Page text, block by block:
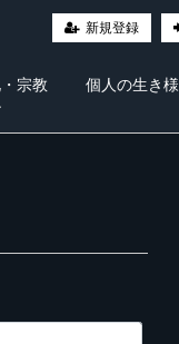
新規登録
宗教
個人の生き様